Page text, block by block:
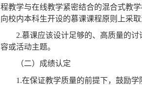
1.各教学团队根据不同课程要求可
程教学与在线教学紧密结合的混合式教
向校内本科生开设的慕课课程原则上采
2.慕课应该设计足够的、高质量的讨
容或活动主题。
（二）成绩认定